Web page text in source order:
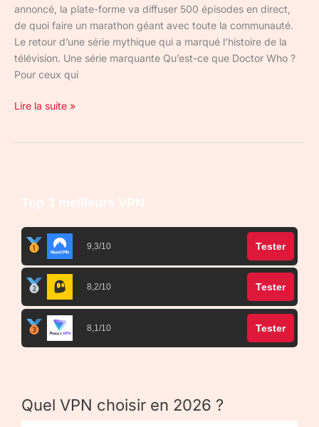
annoncé, la plate-forme va diffuser 500 épisodes en direct,
de quoi faire un marathon géant avec toute la communauté.
Le retour d’une série mythique qui a marqué l’histoire de la
télévision. Une série marquante Qu’est-ce que Doctor Who ?
Pour ceux qui
Lire la suite »
Top 3 meilleurs VPN
9,3/10 Tester
8,2/10 Tester
8,1/10 Tester
Quel VPN choisir en 2026 ?